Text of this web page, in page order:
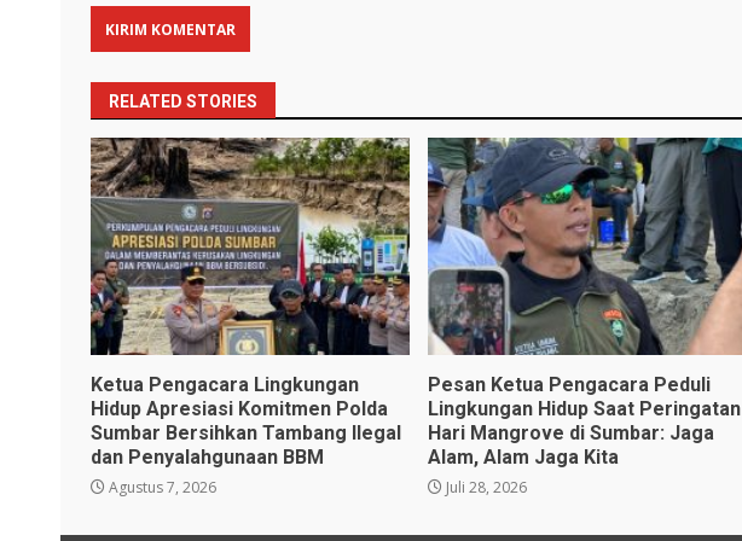
RELATED STORIES
Ketua Pengacara Lingkungan
Hidup Apresiasi Komitmen Polda
Sumbar Bersihkan Tambang Ilegal
dan Penyalahgunaan BBM
Agustus 7, 2026
Pesan Ketua Pengacara Peduli
Lingkungan Hidup Saat Peringatan
Hari Mangrove di Sumbar: Jaga
Alam, Alam Jaga Kita
Juli 28, 2026